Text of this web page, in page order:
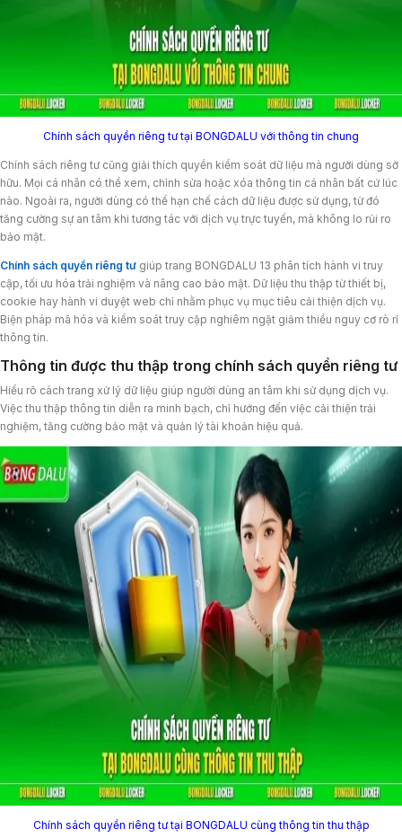
Chính sách quyền riêng tư tại BONGDALU với thông tin chung
Chính sách riêng tư cũng giải thích quyền kiểm soát dữ liệu mà người dùng sở
hữu. Mọi cá nhân có thể xem, chỉnh sửa hoặc xóa thông tin cá nhân bất cứ lúc
nào. Ngoài ra, người dùng có thể hạn chế cách dữ liệu được sử dụng, từ đó
tăng cường sự an tâm khi tương tác với dịch vụ trực tuyến, mà không lo rủi ro
bảo mật.
Chính sách quyền riêng tư giúp trang BONGDALU 13 phân tích hành vi truy
cập, tối ưu hóa trải nghiệm và nâng cao bảo mật. Dữ liệu thu thập từ thiết bị,
cookie hay hành vi duyệt web chỉ nhằm phục vụ mục tiêu cải thiện dịch vụ.
Biện pháp mã hóa và kiểm soát truy cập nghiêm ngặt giảm thiểu nguy cơ rò rỉ
thông tin.
Thông tin được thu thập trong chính sách quyền riêng tư
Hiểu rõ cách trang xử lý dữ liệu giúp người dùng an tâm khi sử dụng dịch vụ.
Việc thu thập thông tin diễn ra minh bạch, chỉ hướng đến việc cải thiện trải
nghiệm, tăng cường bảo mật và quản lý tài khoản hiệu quả.
Chính sách quyền riêng tư tại BONGDALU cùng thông tin thu thập